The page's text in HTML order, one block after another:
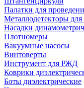
Палатки для
Металлодетекторы для
Насадки
Плотномеры
Вакуумные насосы
Винтоверты
Инструмент для РЖД
Коврики
Боты диэлектрические